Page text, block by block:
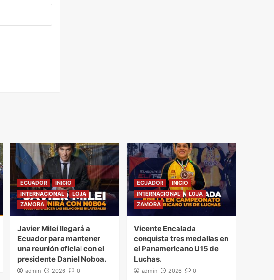
ECUADOR
INICIO
INTERNACIONAL
LOJA
ZAMORA
Javier Milei llegará a
Ecuador para mantener
una reunión oficial con el
presidente Daniel Noboa.
admin 2026 0
ECUADOR
INICIO
INTERNACIONAL
LOJA
ZAMORA
Vicente Encalada
conquista tres medallas en
el Panamericano U15 de
Luchas.
admin 2026 0